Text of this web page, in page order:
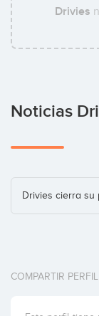
Drivies
Noticias
Drivies cierra su
COMPARTIR PERFIL